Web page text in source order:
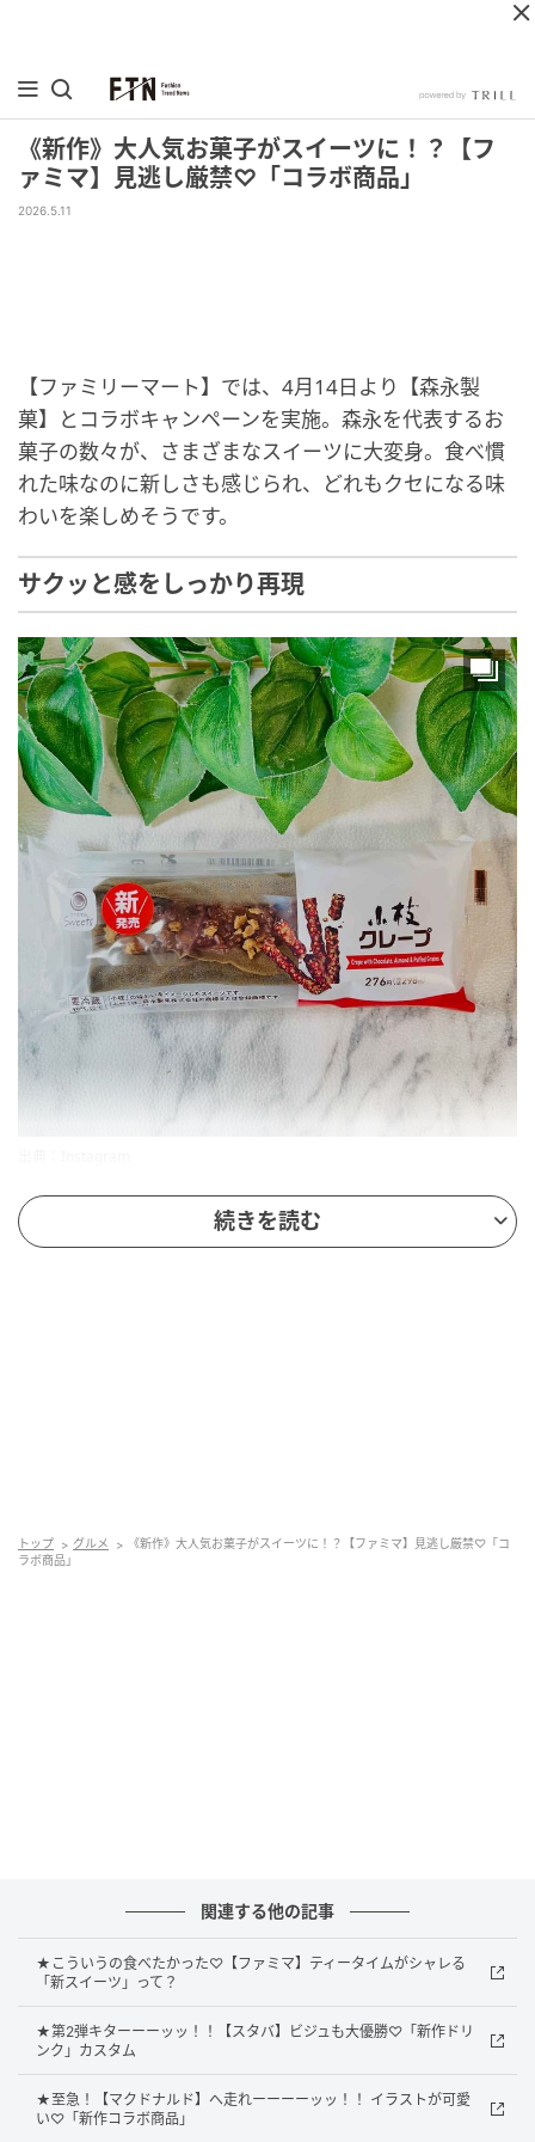
《新作》大人気お菓子がスイーツに！？【フ
ァミマ】見逃し厳禁♡「コラボ商品」
2026.5.11
【ファミリーマート】では、4月14日より【森永製
菓】とコラボキャンペーンを実施。森永を代表するお
菓子の数々が、さまざまなスイーツに大変身。食べ慣
れた味なのに新しさも感じられ、どれもクセになる味
わいを楽しめそうです。
サクッと感をしっかり再現
「小枝クレープ」は、商品名の通り「小枝」をイメー
ジして作られたスイーツ。小枝といえば、クラッシュ
出典：Instagram
チョコクリームとクランチ、小枝をイメージしたチョ
コ掛けアーモンドパフの組み合わせに、@sujiemonさ
続きを読む
トップ グルメ
《新作》大人気お菓子がスイーツに！？【ファミマ】見逃し厳禁♡「コ
ラボ商品」
関連する他の記事
★こういうの食べたかった♡【ファミマ】ティータイムがシャレる
「新スイーツ」って？
★第2弾キターーーッッ！！【スタバ】ビジュも大優勝♡「新作ドリ
ンク」カスタム
★至急！【マクドナルド】へ走れーーーーッッ！！ イラストが可愛
い♡「新作コラボ商品」